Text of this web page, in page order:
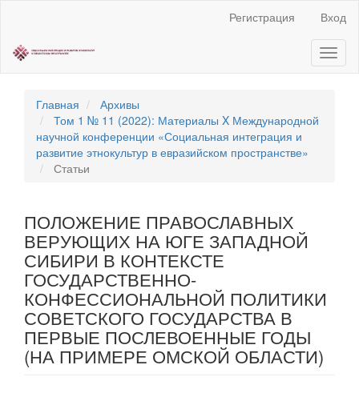
содержанию
страницы
навигация
Основное
содержание
Боковая
панель
Регистрация Вход
Главная
Архивы
Том 1 № 11 (2022): Материалы X Международной
научной конференции «Социальная интеграция и
развитие этнокультур в евразийском пространстве»
Статьи
ПОЛОЖЕНИЕ ПРАВОСЛАВНЫХ
ВЕРУЮЩИХ НА ЮГЕ ЗАПАДНОЙ
СИБИРИ В КОНТЕКСТЕ
ГОСУДАРСТВЕННО-
КОНФЕССИОНАЛЬНОЙ ПОЛИТИКИ
СОВЕТСКОГО ГОСУДАРСТВА В
ПЕРВЫЕ ПОСЛЕВОЕННЫЕ ГОДЫ
(НА ПРИМЕРЕ ОМСКОЙ ОБЛАСТИ)